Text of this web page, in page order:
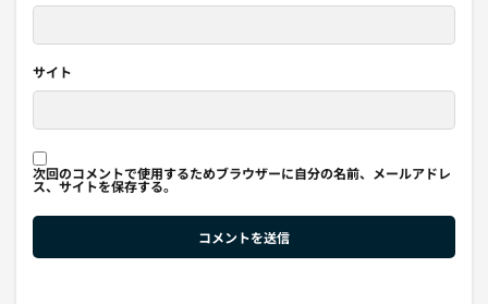
サイト
次回のコメントで使用するためブラウザーに自分の名前、メールアドレ
ス、サイトを保存する。